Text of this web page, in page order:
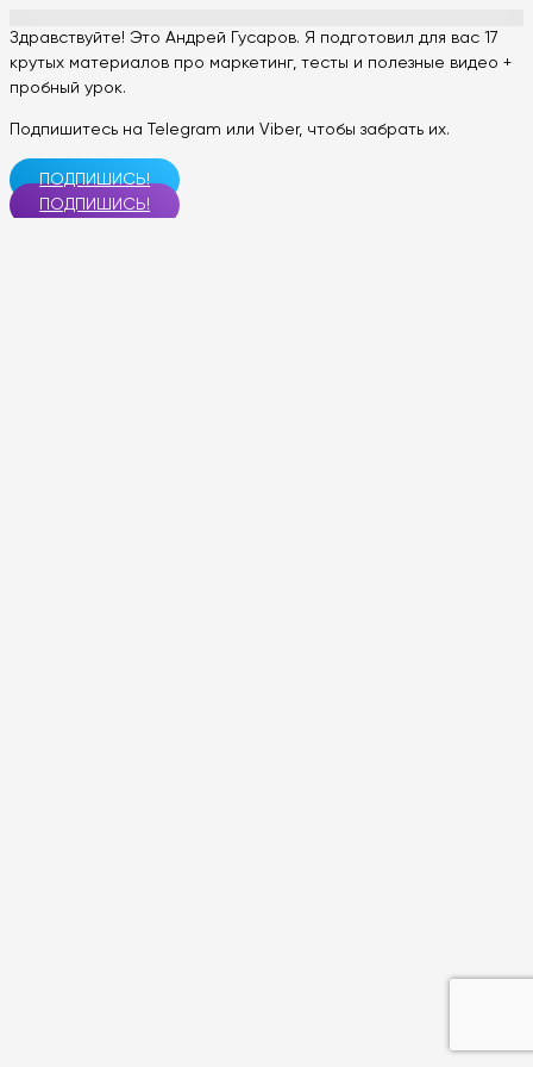
Здравствуйте! Это Андрей Гусаров. Я подготовил для вас 17
крутых материалов про маркетинг, тесты и полезные видео +
пробный урок.
Подпишитесь на Telegram или Viber, чтобы забрать их.
ПОДПИШИСЬ!
ПОДПИШИСЬ!